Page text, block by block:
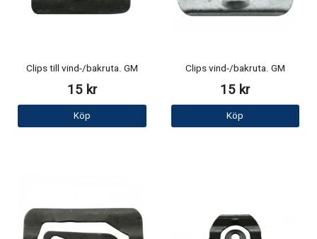
Clips till vind-/bakruta. GM
15 kr
Köp
Clips vind-/bakruta. GM
15 kr
Köp